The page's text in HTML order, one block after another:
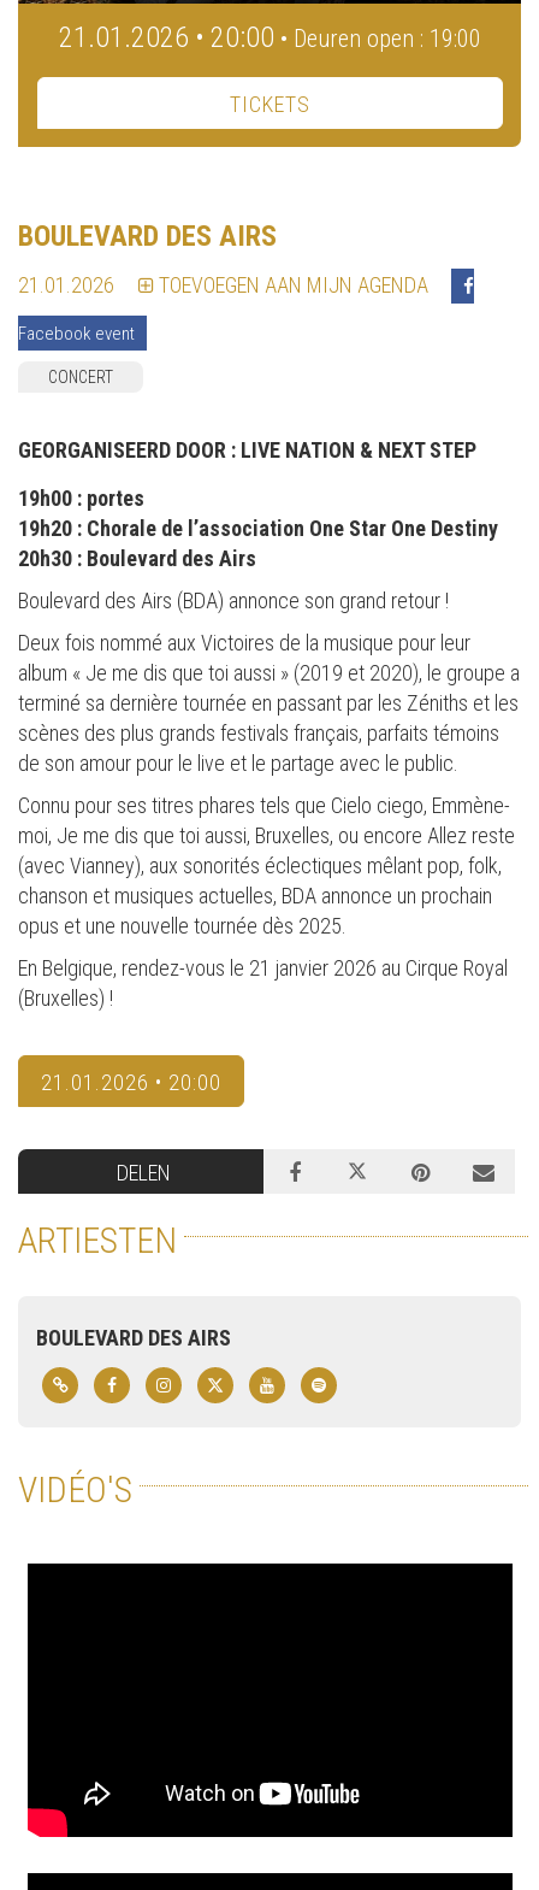
21.01.2026 • 20:00 • Deuren open : 19:00
TICKETS
BOULEVARD DES AIRS
21.01.2026 TOEVOEGEN AAN MIJN AGENDA
Facebook event
CONCERT
GEORGANISEERD DOOR : LIVE NATION & NEXT STEP
19h00 : portes
19h20 : Chorale de l’association One Star One Destiny
20h30 : Boulevard des Airs
Boulevard des Airs (BDA) annonce son grand retour !
Deux fois nommé aux Victoires de la musique pour leur
album « Je me dis que toi aussi » (2019 et 2020), le groupe a
terminé sa dernière tournée en passant par les Zéniths et les
scènes des plus grands festivals français, parfaits témoins
de son amour pour le live et le partage avec le public.
Connu pour ses titres phares tels que Cielo ciego, Emmène-
moi, Je me dis que toi aussi, Bruxelles, ou encore Allez reste
(avec Vianney), aux sonorités éclectiques mêlant pop, folk,
chanson et musiques actuelles, BDA annonce un prochain
opus et une nouvelle tournée dès 2025.
En Belgique, rendez-vous le 21 janvier 2026 au Cirque Royal
(Bruxelles) !
21.01.2026 • 20:00
DELEN
ARTIESTEN
BOULEVARD DES AIRS
VIDÉO'S